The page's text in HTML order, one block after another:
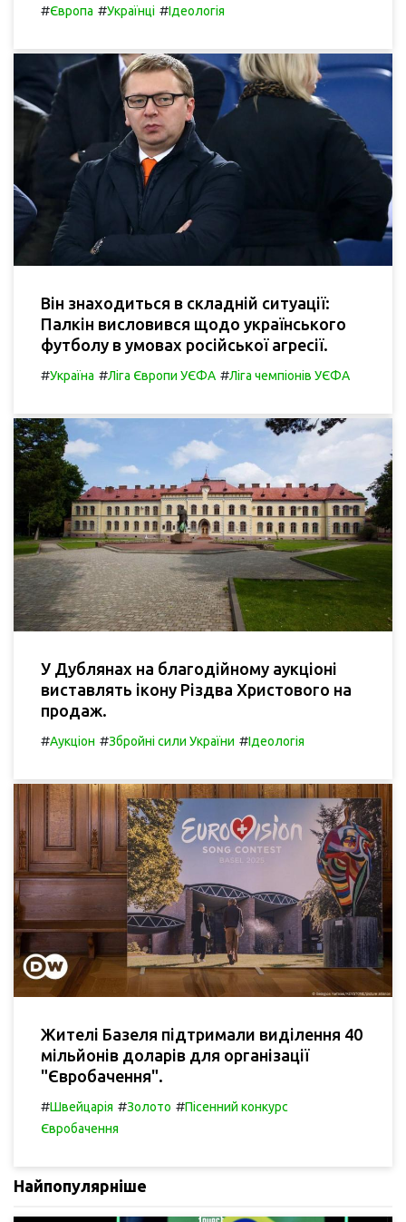
#Європа #Українці #Ідеологія
Він знаходиться в складній ситуації:
Палкін висловився щодо українського
футболу в умовах російської агресії.
#Україна #Ліга Європи УЄФА #Ліга чемпіонів УЄФА
У Дублянах на благодійному аукціоні
виставлять ікону Різдва Христового на
продаж.
#Аукціон #Збройні сили України #Ідеологія
Жителі Базеля підтримали виділення 40
мільйонів доларів для організації
"Євробачення".
#Швейцарія #Золото #Пісенний конкурс
Євробачення
Найпопулярніше